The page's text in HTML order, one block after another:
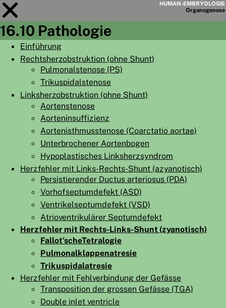
HUMAN-EMBRYOLOGIE
Organogenese
Modul16
KAPITELLISTE
HOME
EMBRYO
ORGANO
ATLAS
16.10 Pathologie
Einführung
Rechtsherzobstruktion (ohne Shunt)
Pulmonalstenose (PS)
Trikuspidalstenose
Linksherzobstruktion (ohne Shunt)
Aortenstenose
Aorteninsuffizienz
Aortenisthmusstenose (Coarctatio aortae)
Unterbrochener Aortenbogen
Hypoplastisches Linksherzsyndrom
Herzfehler mit Links-Rechts-Shunt (azyanotisch)
Persistierender Ductus arteriosus (PDA)
Vorhofseptumdefekt (ASD)
Ventrikelseptumdefekt (VSD)
Atrioventrikulärer Septumdefekt
Herzfehler mit Rechts-Links-Shunt (zyanotisch)
Fallot'scheTetralogie
Pulmonalklappenatresie
Trikuspidalatresie
Herzfehler mit Fehlverbindung der Gefässe
Transposition der grossen Gefässe (TGA)
Double inlet ventricle